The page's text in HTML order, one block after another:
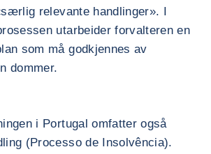
relevante handlinger». I
utarbeider forvalteren en
som må godkjennes av
dommer.
i Portugal omfatter også
(Processo de Insolvência).